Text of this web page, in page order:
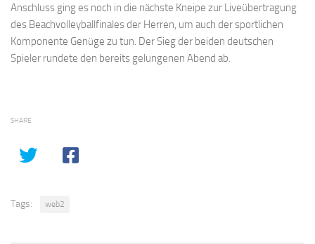
Anschluss ging es noch in die nächste Kneipe zur Liveübertragung
des Beachvolleyballfinales der Herren, um auch der sportlichen
Komponente Genüge zu tun. Der Sieg der beiden deutschen
Spieler rundete den bereits gelungenen Abend ab.
SHARE
Tags: web2